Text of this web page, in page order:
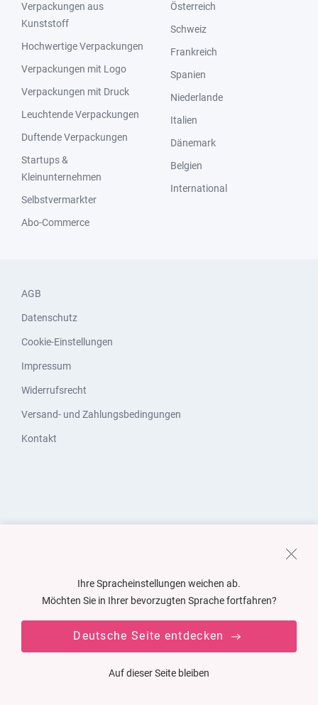
Verpackungen aus
Kunststoff
Hochwertige Verpackungen
Verpackungen mit Logo
Verpackungen mit Druck
Leuchtende Verpackungen
Duftende Verpackungen
Startups &
Kleinunternehmen
Selbstvermarkter
Abo-Commerce
Österreich
Schweiz
Frankreich
Spanien
Niederlande
Italien
Dänemark
Belgien
International
AGB
Datenschutz
Cookie-Einstellungen
Impressum
Widerrufsrecht
Versand- und Zahlungsbedingungen
Kontakt
Ihre Spracheinstellungen weichen ab.
Möchten Sie in Ihrer bevorzugten Sprache fortfahren?
Deutsche Seite entdecken
Auf dieser Seite bleiben